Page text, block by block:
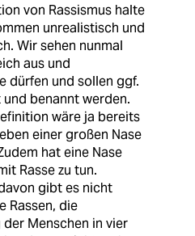
von Rassismus halte
unrealistisch und
Wir sehen nunmal
aus und
dürfen und sollen ggf.
benannt werden.
wäre ja bereits
einer großen Nase
hat eine Nase
Rasse zu tun.
gibt es nicht
Rassen, die
Menschen in vier